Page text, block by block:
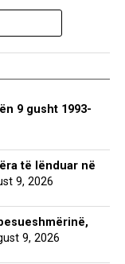
9 gusht 1993-
të lënduar në
9, 2026
9, 2026